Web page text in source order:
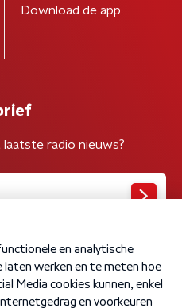
Download de app
radio nieuws?